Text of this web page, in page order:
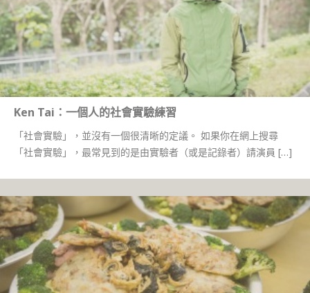
Ken Tai：一個人的社會實驗練習
「社會實驗」，並沒有一個很清晰的定議。 如果你在網上搜尋
「社會實驗」，最常見到的是由實驗者（或是記錄者）請演員 […]